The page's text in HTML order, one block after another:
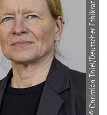
© Christian Thiel/Deutscher Ethikrat